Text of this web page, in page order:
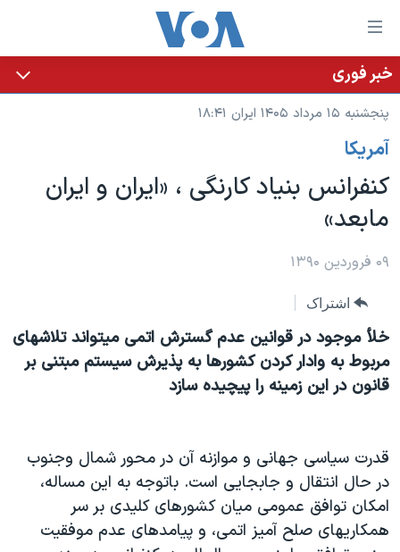
لینکهای
قابل
دسترسی
جهش
محتوای
اصلی
جهش
به
صفحه
جهش
جستجو
خانه
نسخه سبک وب‌سایت
موضوع ها
ایران
آمریکا
جهان
ویژه برنامه‌ها
ویدیوها
حقوق شهروندی
اقتصادی
علم و فناوری
اسرائیل در جنگ
برنامه های تلویزیونی
جدول برنامه ها
صفحه‌های ویژه
۲۵۰سالگی آمریکا
بایگانی برنامه‌های تلویزیونی
انتخابات ریاست جمهوری آمریکا ۲۰۲۴
حمله جمهوری اسلامی به اسرائیل
رمز مهسا
ورزش زنان در ایران
یادگیری زبان انگلیسی
زبانهای مختلف
خبر فوری
پنجشنبه ۱۵ مرداد ۱۴۰۵ ایران ۱۸:۴۱
آمريکا
کنفرانس بنیاد کارنگی ، «ایران و ایران
مابعد»
۰۹ فروردین ۱۳۹۰
اشتراک
خلأ موجود در قوانین عدم گسترش اتمی میتواند تلاشهای
مربوط به وادار کردن کشورها به پذیرش سیستم مبتنی بر
قانون در این زمینه را پیچیده سازد
قدرت سیاسی جهانی و موازنه آن در محور شمال وجنوب
در حال انتقال و جابجایی است. باتوجه به این مساله،
امکان توافق عمومی میان کشورهای کلیدی بر سر
همکاریهای صلح آمیز اتمی، و پیامدهای عدم موفقیت